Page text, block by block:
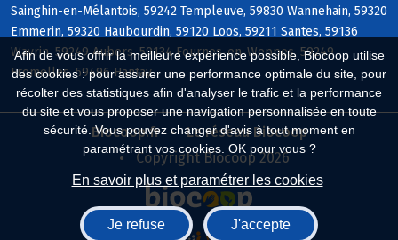
Afin de vous offrir la meilleure expérience possible, Biocoop utilise
des cookies : pour assurer une performance optimale du site, pour
récolter des statistiques afin d'analyser le trafic et la performance
du site et vous proposer une navigation personnalisée en toute
sécurité. Vous pouvez changer d'avis à tout moment en
paramétrant vos cookies. OK pour vous ?
En savoir plus et paramétrer les cookies
Je refuse J'accepte
Sainghin-en-Mélantois, 59242 Templeuve, 59830 Wannehain, 59320
Emmerin, 59320 Haubourdin, 59120 Loos, 59211 Santes, 59136
Wavrin, 59249 Aubers, 59134 Fournes-en-Weppes, 59249
Fromelles, 59496 Hantay
Biocoop.fr
Le réseau Biocoop
Copyright Biocoop 2026